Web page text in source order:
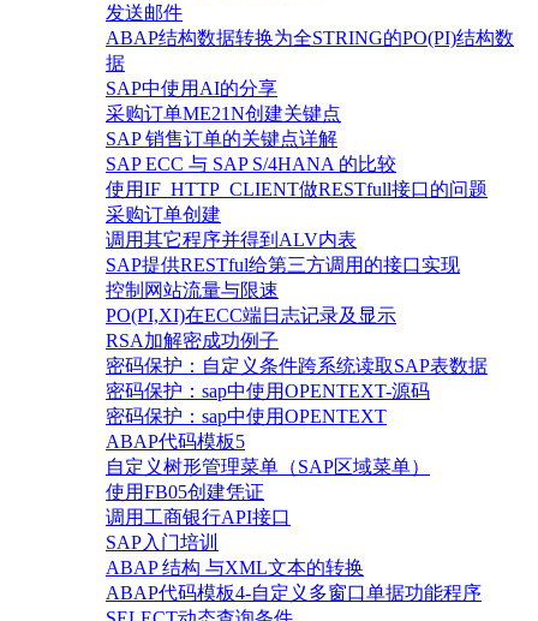
发送邮件
ABAP结构数据转换为全STRING的PO(PI)结构数
据
SAP中使用AI的分享
采购订单ME21N创建关键点
SAP 销售订单的关键点详解
SAP ECC 与 SAP S/4HANA 的比较
使用IF_HTTP_CLIENT做RESTfull接口的问题
采购订单创建
调用其它程序并得到ALV内表
SAP提供RESTful给第三方调用的接口实现
控制网站流量与限速
PO(PI,XI)在ECC端日志记录及显示
RSA加解密成功例子
密码保护：自定义条件跨系统读取SAP表数据
密码保护：sap中使用OPENTEXT-源码
密码保护：sap中使用OPENTEXT
ABAP代码模板5
自定义树形管理菜单（SAP区域菜单）
使用FB05创建凭证
调用工商银行API接口
SAP入门培训
ABAP 结构 与XML文本的转换
ABAP代码模板4-自定义多窗口单据功能程序